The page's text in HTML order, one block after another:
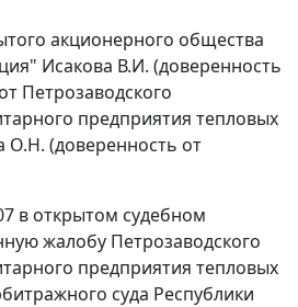
акционерного общества
Исакова В.И. (доверенность
Петрозаводского
предприятия тепловых
О.Н. (доверенность от
в открытом судебном
жалобу Петрозаводского
предприятия тепловых
суда Республики